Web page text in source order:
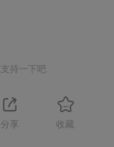
持一下吧
分享 收藏